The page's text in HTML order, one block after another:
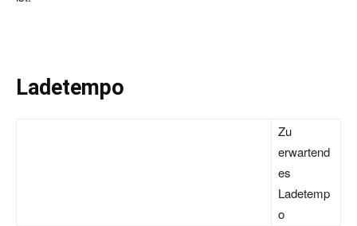
Ladetempo
Zu
erwartend
es
Ladetemp
o